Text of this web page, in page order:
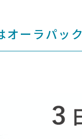
オーラパック